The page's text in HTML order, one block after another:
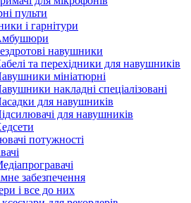
пульти
і гарнітури
навушники
та перехідники для навушників
мініатюрні
накладні спеціалізовані
для навушників
для навушників
потужності
забезпечення
і все до них